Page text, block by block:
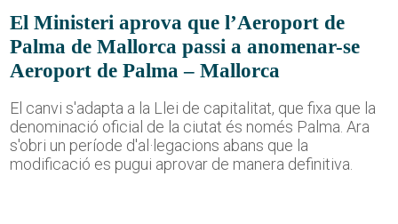
El Ministeri aprova que l’Aeroport de
Palma de Mallorca passi a anomenar-se
Aeroport de Palma – Mallorca
El canvi s'adapta a la Llei de capitalitat, que fixa que la
denominació oficial de la ciutat és només Palma. Ara
s'obri un període d'al·legacions abans que la
modificació es pugui aprovar de manera definitiva.